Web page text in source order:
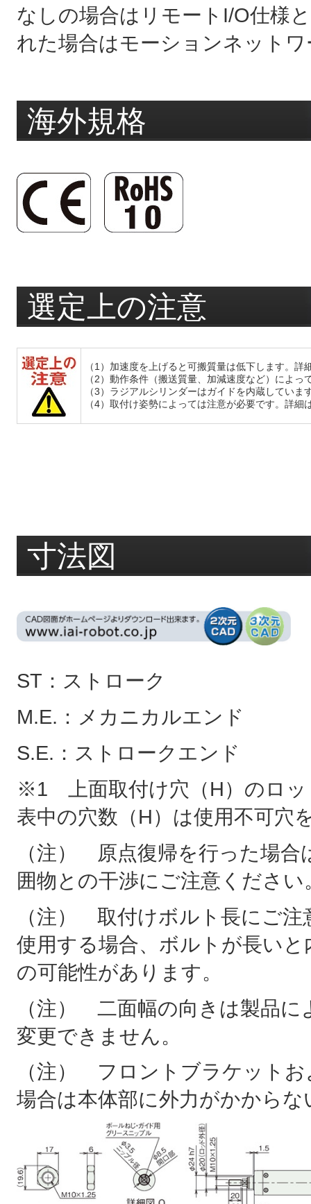
なしの場合はリモートI/O仕様
れた場合はモーションネット
海外規格
選定上の注意
（1）加速度を上げると可搬質量は低下します。
（2）動作条件（搬送質量、加減速度など）によ
（3）ラジアルシリンダーはガイドを内蔵してい
（4）取付け姿勢によっては注意が必要です。詳細
寸法図
ST：ストローク
M.E.：メカニカルエンド
S.E.：ストロークエンド
※1 上面取付け穴（H）のロッ
表中の穴数（H）は使用不可穴
（注） 原点復帰を行った場
囲物との干渉にご注意ください
（注） 取付けボルト長にご
使用する場合、ボルトが長い
の可能性があります。
（注） 二面幅の向きは製品
変更できません。
（注） フロントブラケット
場合は本体部に外力がかから